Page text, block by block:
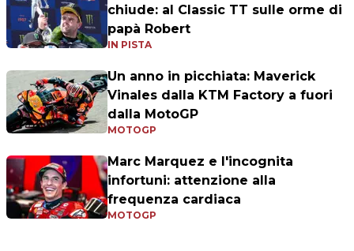
chiude: al Classic TT sulle orme di
papà Robert
IN PISTA
Un anno in picchiata: Maverick
Vinales dalla KTM Factory a fuori
dalla MotoGP
MOTOGP
Marc Marquez e l'incognita
infortuni: attenzione alla
frequenza cardiaca
MOTOGP